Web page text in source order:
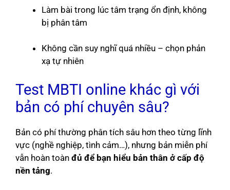
Làm bài trong lúc tâm trạng ổn định, không
bị phân tâm
Không cần suy nghĩ quá nhiều – chọn phản
xạ tự nhiên
Test MBTI online khác gì với
bản có phí chuyên sâu?
Bản có phí thường phân tích sâu hơn theo từng lĩnh
vực (nghề nghiệp, tình cảm…), nhưng bản miễn phí
vẫn hoàn toàn đủ để bạn hiểu bản thân ở cấp độ
nền tảng.